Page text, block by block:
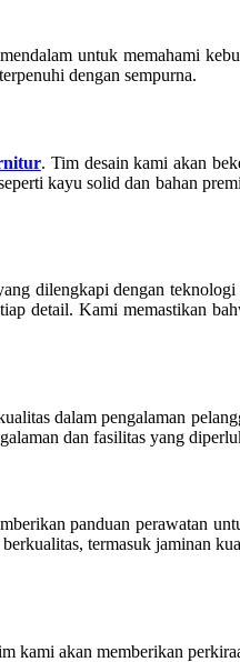
untuk memahami
dengan sempurna.
. Tim desain kami akan
kayu solid dan bahan
dilengkapi dengan
detail. Kami memastikan
dalam pengalaman
dan fasilitas yang
panduan perawatan
termasuk jaminan
kami akan memberikan